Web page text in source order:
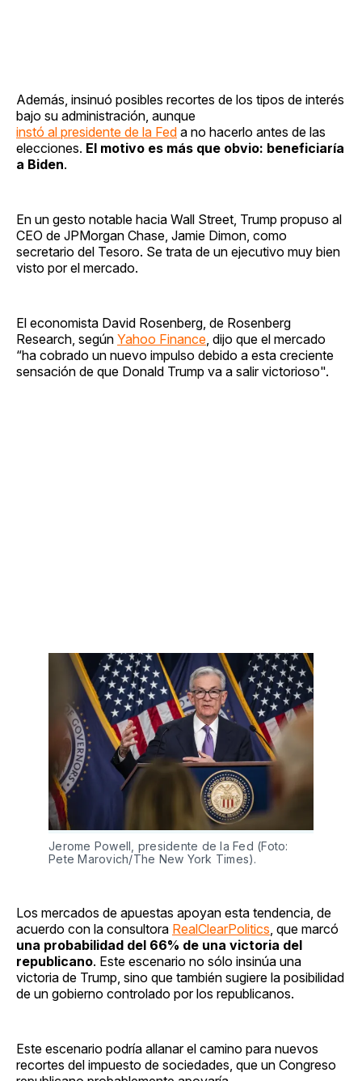
Además, insinuó posibles recortes de los tipos de interés
bajo su administración, aunque
instó al presidente de la Fed a no hacerlo antes de las
elecciones. El motivo es más que obvio: beneficiaría
a Biden.
En un gesto notable hacia Wall Street, Trump propuso al
CEO de JPMorgan Chase, Jamie Dimon, como
secretario del Tesoro. Se trata de un ejecutivo muy bien
visto por el mercado.
El economista David Rosenberg, de Rosenberg
Research, según Yahoo Finance, dijo que el mercado
“ha cobrado un nuevo impulso debido a esta creciente
sensación de que Donald Trump va a salir victorioso".
Jerome Powell, presidente de la Fed (Foto:
Pete Marovich/The New York Times).
Los mercados de apuestas apoyan esta tendencia, de
acuerdo con la consultora RealClearPolitics, que marcó
una probabilidad del 66% de una victoria del
republicano. Este escenario no sólo insinúa una
victoria de Trump, sino que también sugiere la posibilidad
de un gobierno controlado por los republicanos.
Este escenario podría allanar el camino para nuevos
recortes del impuesto de sociedades, que un Congreso